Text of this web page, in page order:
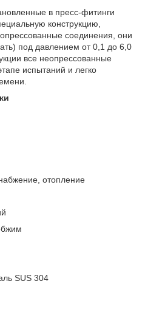
в пресс-фитинги
конструкцию,
соединения, они
под давлением от 0,1 до 6,0
все неопрессованные
испытаний и легко
отопление
SUS 304